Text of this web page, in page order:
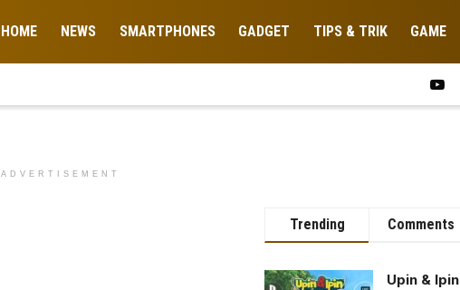
HOME NEWS SMARTPHONES GADGET TIPS & TRIK GAME
ADVERTISEMENT
Trending Comments
Upin &